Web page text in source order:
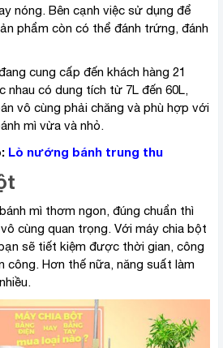
nóng. Bên cạnh việc sử dụng để
phẩm còn có thể đánh trứng, đánh
cung cấp đến khách hàng 21
nhau có dung tích từ 7L đến 60L,
vô cùng phải chăng và phù hợp với
mì vừa và nhỏ.
Lò nướng bánh trung thu
mì thơm ngon, đúng chuẩn thì
cùng quan trọng. Với máy chia bột
sẽ tiết kiệm được thời gian, công
công. Hơn thế nữa, năng suất làm